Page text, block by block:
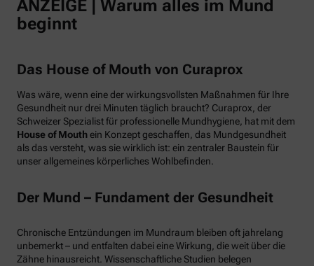
ANZEIGE | Warum alles im Mund
beginnt
Das House of Mouth von Curaprox
Was wäre, wenn eine der wirkungsvollsten Maßnahmen für Ihre
Gesundheit nur drei Minuten täglich braucht? Curaprox, der
Schweizer Spezialist für professionelle Mundhygiene, hat mit dem
House of Mouthein Konzept geschaffen, das Mundgesundheit
als das versteht, was sie wirklich ist: ein zentraler Baustein für
unser allgemeines körperliches Wohlbefinden.
Der Mund – Fundament der Gesundheit
Chronische Entzündungen im Mundraum bleiben oft jahrelang
unbemerkt – und entfalten dabei eine Wirkung, die weit über die
Zähne hinausreicht. Wissenschaftliche Studien belegen